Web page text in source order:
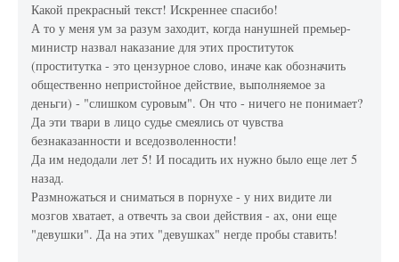
Какой прекрасный текст! Искреннее спасибо!
А то у меня ум за разум заходит, когда нанушней премьер-
министр назвал наказание для этих проституток
(проститутка - это цензурное слово, иначе как обозначить
общественно непристойное действие, выполняемое за
деньги) - "слишком суровым". Он что - ничего не понимает?
Да эти твари в лицо судье смеялись от чувства
безнаказанности и вседозволенности!
Да им недодали лет 5! И посадить их нужно было еще лет 5
назад.
Размножаться и сниматься в порнухе - у них видите ли
мозгов хватает, а отвечть за свои действия - ах, они еще
"девушки". Да на этих "девушках" негде пробы ставить!